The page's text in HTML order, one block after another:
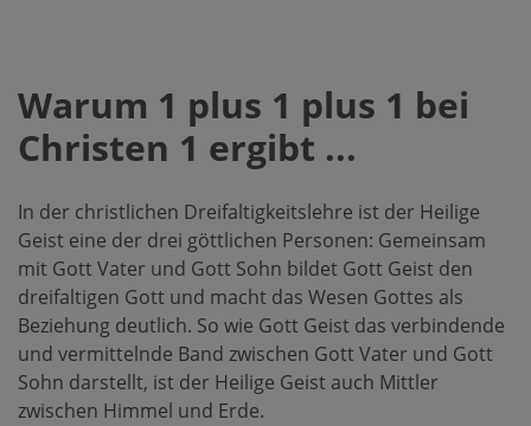
(Kunstwerk im
Petersdom in
Rom,
Heiligen Geistes
als Taube)
(Kunstwerk im
Petersdom in
Rom,
Heiligen Geistes
als Taube)
(Kunstwerk im
Heiligen Geistes
als Taube)
Warum 1 plus 1 plus 1 bei
Christen 1 ergibt ...
In der christlichen Dreifaltigkeitslehre ist der Heilige
Geist eine der drei göttlichen Personen: Gemeinsam
mit Gott Vater und Gott Sohn bildet Gott Geist den
dreifaltigen Gott und macht das Wesen Gottes als
Beziehung deutlich. So wie Gott Geist das verbindende
und vermittelnde Band zwischen Gott Vater und Gott
Sohn darstellt, ist der Heilige Geist auch Mittler
zwischen Himmel und Erde.